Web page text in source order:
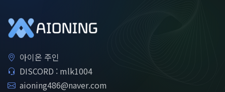
아이온 주인
DISCORD : mlk1004
aioning486@naver.com